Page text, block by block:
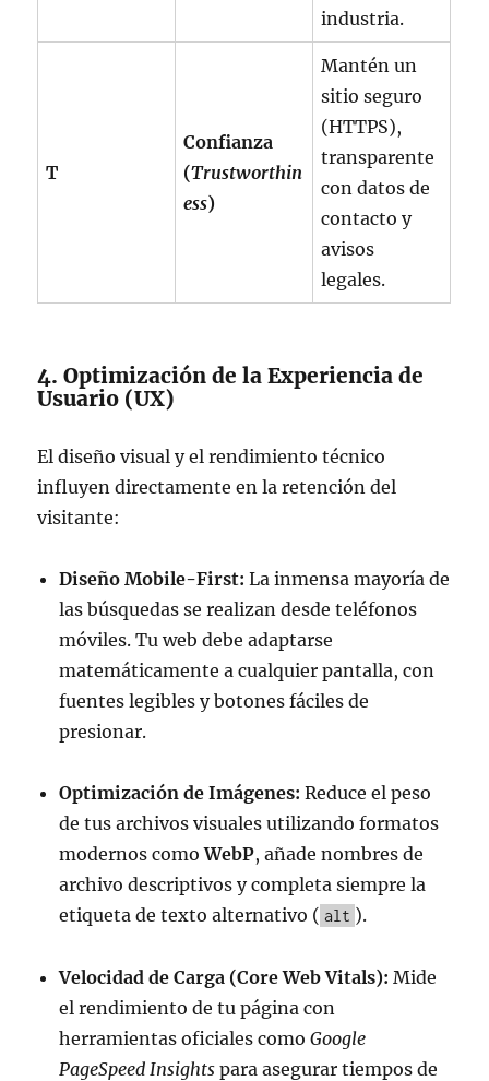
industria.
T
Confianza
(Trustworthin
ess)
Mantén un
sitio seguro
(HTTPS),
transparente
con datos de
contacto y
avisos
legales.
4. Optimización de la Experiencia de
Usuario (UX)
El diseño visual y el rendimiento técnico
influyen directamente en la retención del
visitante:
Diseño Mobile-First: La inmensa mayoría de
las búsquedas se realizan desde teléfonos
móviles. Tu web debe adaptarse
matemáticamente a cualquier pantalla, con
fuentes legibles y botones fáciles de
presionar.
Optimización de Imágenes: Reduce el peso
de tus archivos visuales utilizando formatos
modernos comoWebP, añade nombres de
archivo descriptivos y completa siempre la
etiqueta de texto alternativo ( alt ).
Velocidad de Carga (Core Web Vitals): Mide
el rendimiento de tu página con
herramientas oficiales comoGoogle
PageSpeed Insights para asegurar tiempos de